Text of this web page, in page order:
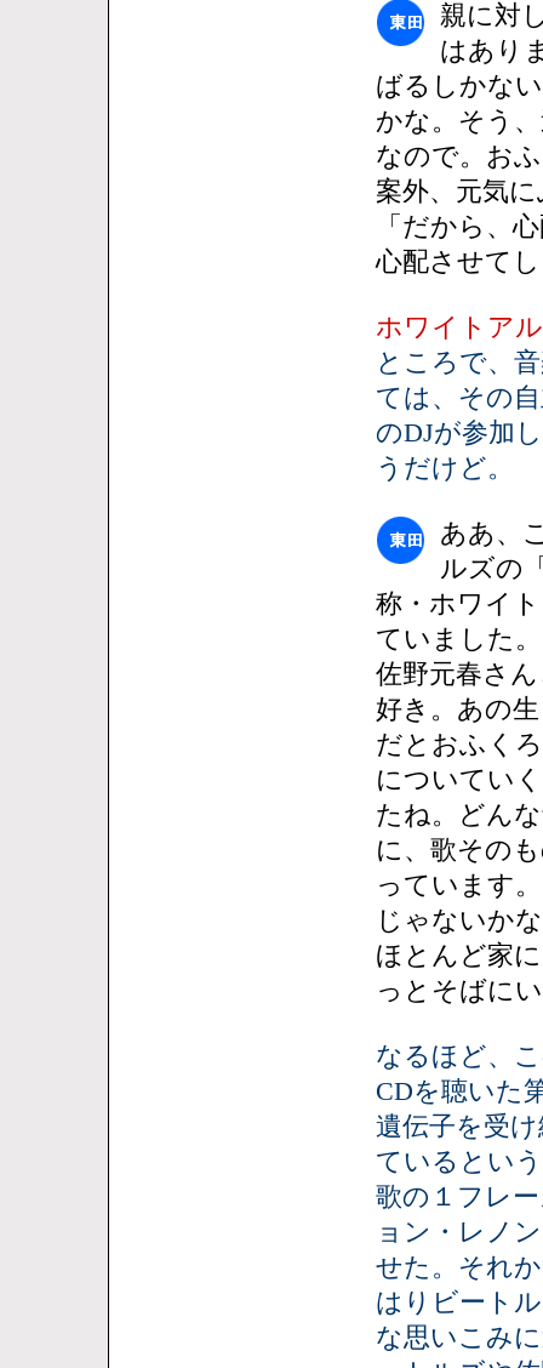
親に対
はあり
ばるしかな
かな。そう
なので。お
案外、元気
「だから、
心配させて
ホワイトア
ところで、
ては、その
のDJが参加
うだけど。
ああ、
ルズの
称・ホワイ
ていました
佐野元春さ
好き。あの
だとおふく
についてい
たね。どん
に、歌その
っています
じゃないか
ほとんど家
っとそばに
なるほど、
CDを聴いた
遺伝子を受
ているとい
歌の１フレ
ョン・レノ
せた。それ
はりビート
な思いこみ